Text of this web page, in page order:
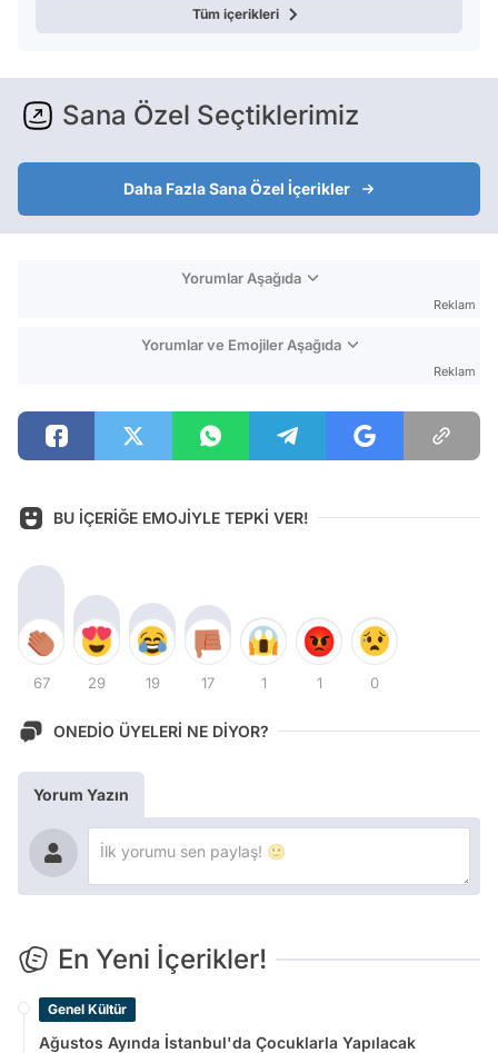
Tüm içerikleri
Sana Özel Seçtiklerimiz
Daha Fazla Sana Özel İçerikler
Yorumlar Aşağıda
Reklam
Yorumlar ve Emojiler Aşağıda
Reklam
BU İÇERİĞE EMOJİYLE TEPKİ VER!
67 29 19 17 1 1 0
ONEDİO ÜYELERİ NE DİYOR?
Yorum Yazın
En Yeni İçerikler!
Genel Kültür
Ağustos Ayında İstanbul'da Çocuklarla Yapılacak